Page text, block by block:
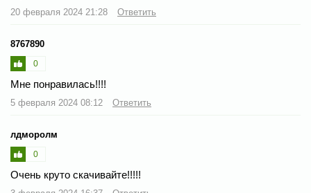
20 февраля 2024 21:28 Ответить
8767890
0
Мне понравилась!!!!
5 февраля 2024 08:12 Ответить
лдморолм
0
Очень круто скачивайте!!!!!